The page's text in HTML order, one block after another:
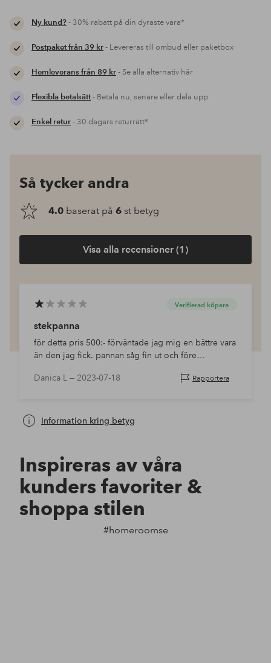
Ny kund?- 30% rabatt på din dyraste vara*
Postpaket från 39 kr- Levereras till ombud eller paketbox
Hemleverans från 89 kr- Se alla alternativ här
Flexibla betalsätt- Betala nu, senare eller dela upp
Enkel retur- 30 dagars returrätt*
Så tycker andra
4.0 baserat på 6 st betyg
Visa alla recensioner (1)
Verifierad köpare
stekpanna
för detta pris 500:- förväntade jag mig en bättre vara
än den jag fick. pannan såg fin ut och före
tyvärr när jag skulle steka så fastnade mat…
Danica L — 2023-07-18 Rapportera
Information kring betyg
Inspireras av våra
kunders favoriter &
shoppa stilen
#homeroomse